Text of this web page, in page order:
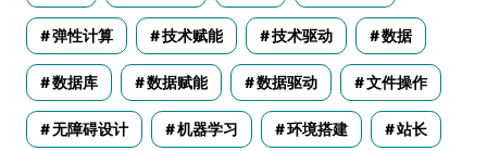
弹性计算 技术赋能 技术驱动 数据
数据库 数据赋能 数据驱动 文件操作
无障碍设计 机器学习 环境搭建 站长